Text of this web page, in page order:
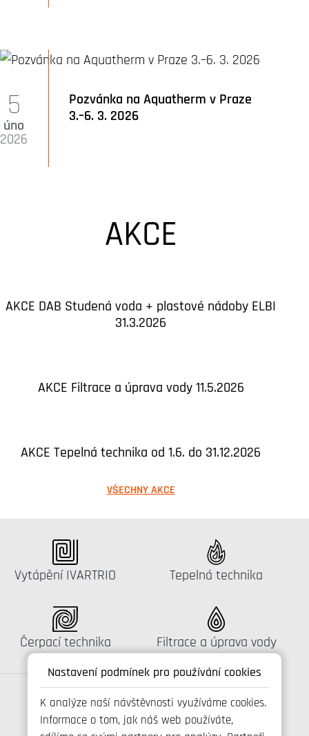
Nastavení podmínek pro používání cookies
K analýze naší návštěvnosti využíváme cookies.
Informace o tom, jak náš web používáte,
Pozvánka na Aquatherm v Praze
3.–6. 3. 2026
5
úno
2026
AKCE
AKCE DAB Studená voda + plastové nádoby ELBI
31.3.2026
AKCE Filtrace a úprava vody 11.5.2026
AKCE Tepelná technika od 1.6. do 31.12.2026
VŠECHNY AKCE
Katalog:
Vytápění IVARTRIO Katalog:
Tepelná technika
Katalog:
Čerpací technika Katalog:
Filtrace a úprava vody
Spojte se s námi